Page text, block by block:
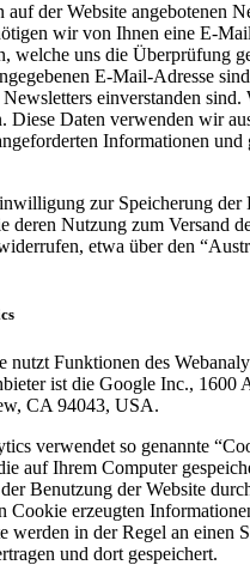
auf der Website angebotenen
wir von Ihnen eine E-
welche uns die Überprüfung
E-Mail-Adresse
einverstanden sind.
Diese Daten verwenden wir
Informationen und
zur Speicherung der
deren Nutzung zum Versand
etwa über den
nutzt Funktionen des
ist die Google Inc., 1600
CA 94043, USA.
verwendet so genannte
auf Ihrem Computer
Benutzung der Website
Cookie erzeugten
werden in der Regel an einen
und dort gespeichert.